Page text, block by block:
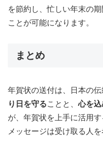
を節約し、忙しい年末の
ことが可能になります。
まとめ
年賀状の送付は、日本の伝
り日を守ることと、心を
が、年賀状を上手に活用
メッセージは受け取る人